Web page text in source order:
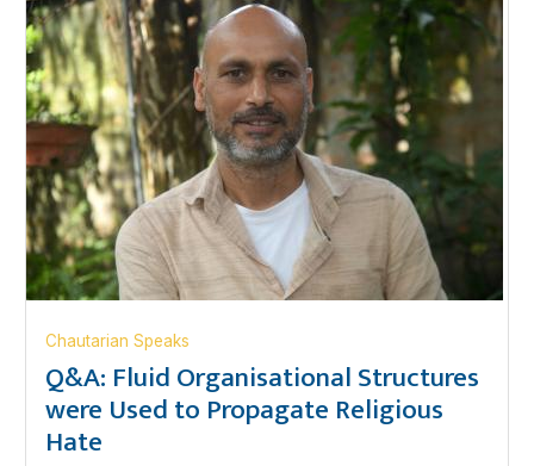
Chautarian Speaks
Q&A: Fluid Organisational Structures
were Used to Propagate Religious
Hate